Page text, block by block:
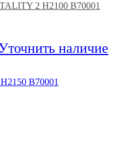
2 H2100 B70001
наличие